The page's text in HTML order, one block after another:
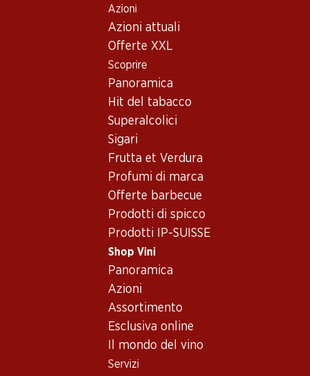
Azioni
Azioni attuali
Offerte XXL
Scoprire
Panoramica
Hit del tabacco
Superalcolici
Sigari
Frutta et Verdura
Profumi di marca
Offerte barbecue
Prodotti di spicco
Prodotti IP-SUISSE
Shop Vini
Panoramica
Azioni
Assortimento
Esclusiva online
Il mondo del vino
Servizi
Vino/champagne
Washington State
Vino rosso_old - USA,
Washington State
Stone Barn White Zinfandel
40%
53.70invece di 89.70
Fetzer Chardonnay
2023